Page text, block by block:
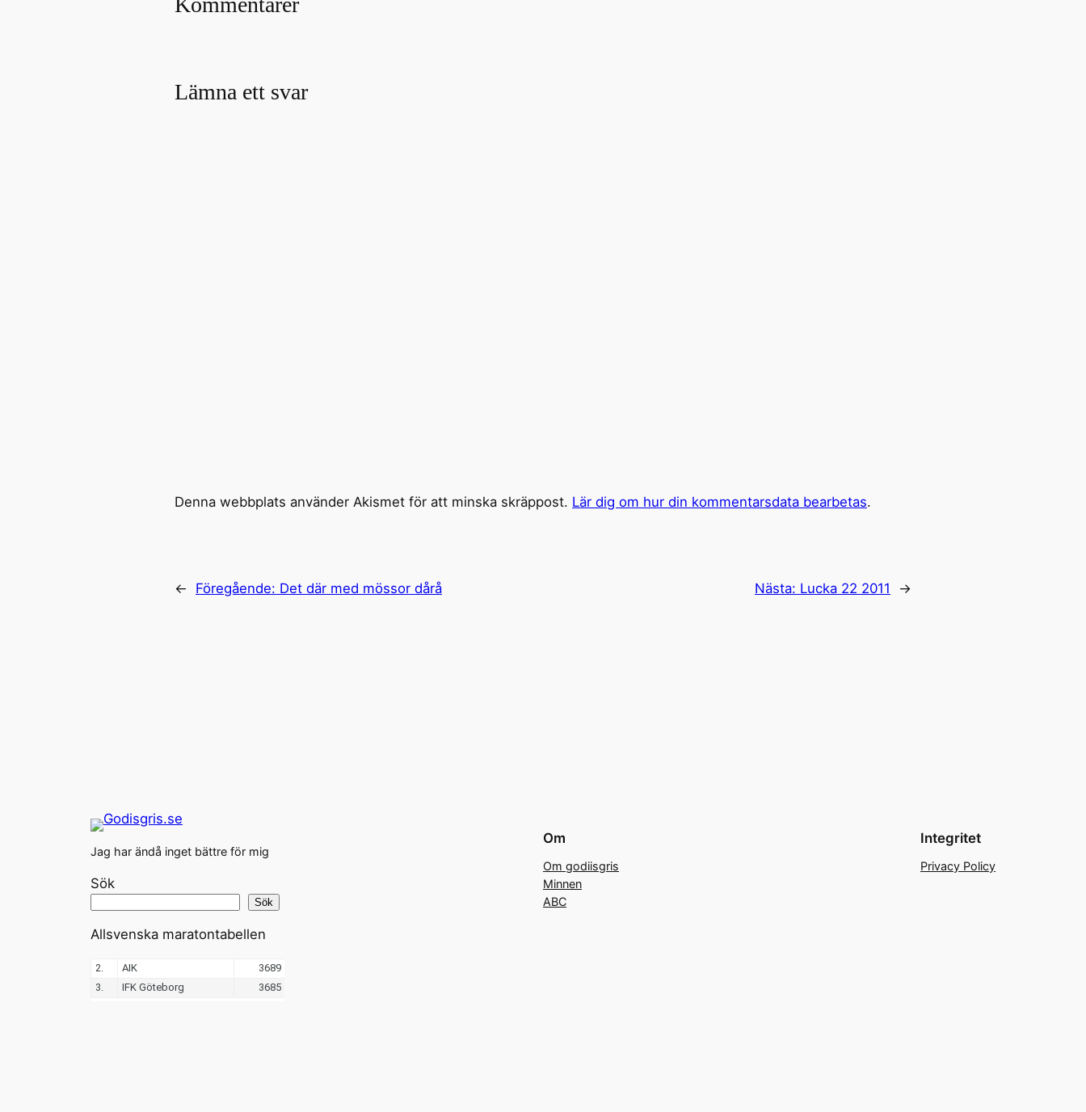
Lämna ett svar
Denna webbplats använder Akismet för att minska skräppost. Lär dig om hur din kommentarsdata bearbetas.
← Föregående: Det där med mössor dårå Nästa: Lucka 22 2011 →
Jag har ändå inget bättre för mig
Sök
Sök
Om
Om godiisgris
Minnen
ABC
Integritet
Privacy Policy
Allsvenska maratontabellen